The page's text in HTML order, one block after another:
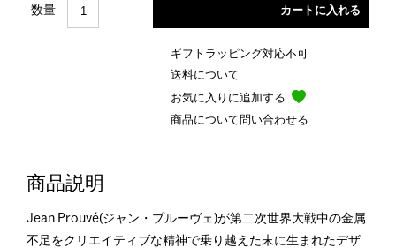
数量
ギフトラッピング対応不可
送料について
お気に入りに追加する
商品について問い合わせる
商品説明
Jean Prouvé(ジャン・プルーヴェ)が第二次世界大戦中の金属
不足をクリエイティブな精神で乗り越えた末に生まれたデザ